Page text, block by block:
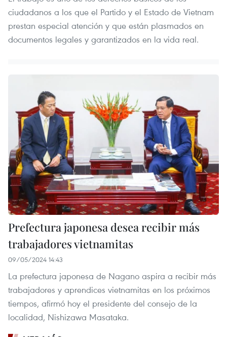
ciudadanos a los que el Partido y el Estado de Vietnam
prestan especial atención y que están plasmados en
documentos legales y garantizados en la vida real.
Prefectura japonesa desea recibir más
trabajadores vietnamitas
09/05/2024 14:43
La prefectura japonesa de Nagano aspira a recibir más
trabajadores y aprendices vietnamitas en los próximos
tiempos, afirmó hoy el presidente del consejo de la
localidad, Nishizawa Masataka.